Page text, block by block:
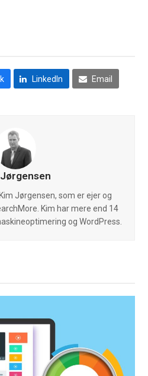
LinkedIn Email
Jørgensen, som er ejer og
Kim har mere end 14
og WordPress.